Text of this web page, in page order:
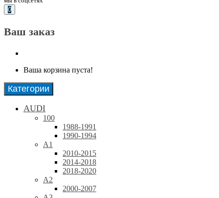
0
Ваш заказ
Ваша корзина пуста!
Категории
AUDI
100
1988-1991
1990-1994
A1
2010-2015
2014-2018
2018-2020
A2
2000-2007